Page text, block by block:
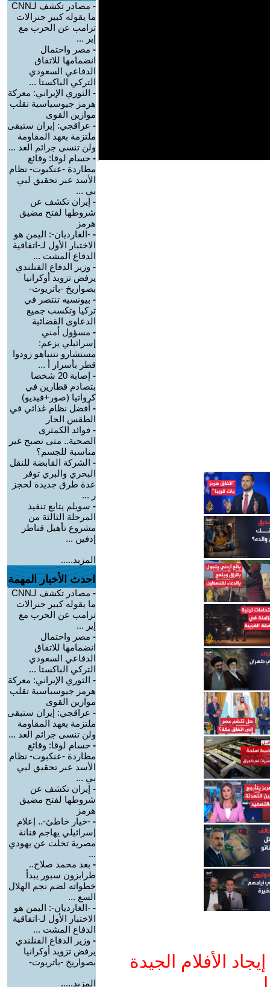
الأفلام الجيدة
-
مصادر تكشف لـCNN
ما يقوله كبير جنرالات
ترامب عن الحرب مع
إير ...
- مصر واحتمال
انضمامها للاتفاق
الدفاعي السعودي
التركي الباكستا ...
- الثوري الإيراني: معركة
هرمز جيوسياسية تقلب
موازين القوى
- عراقجي: إيران ستبقى
ملتزمة بعهد المقاومة
ولن تنسى جرائم العد ...
- حسام لوقا: وقائع
مطاردة -عنكبوت- نظام
الأسد عبر تحقيق لبي
بي ...
- إيران تكشف عن
شروطها لفتح مضيق
هرمز
- -الغارديان-: اليمن هو
الاختبار الأول لـ-اتفاقية
الدفاع المشت ...
- وزير الدفاع الفنلندي
يرفض تزويد أوكرانيا
بصواريخ -باتريوت-
- بيونسيه تنتصر في
تركيا وتكسب جميع
الدعاوى القضائية
- مسؤول أمني
إسرائيلي يزعم:
مستشارو نتنياهو زودوا
قطر بأسرار أ ...
-
إصابة 20 شخصا
بتصادم قطارين في
كرواتيا (صور+فيديو)
- أفضل نظام غذائي في
الطقس الحار
- فوائد الكمثرى
الصحية.. متى تصبح غير
مناسبة للجسم؟
- الشركة القابضة للنقل
البحري والبري توفر
عدة طرق جديدة لحجز
ر ...
- سويلم يتابع تنفيذ
المرحلة الثالثة من
مشروع تأهيل قناطر
إدفين ...
المزيد.....
احدث الأخبار المهمة
-
مصادر تكشف لـCNN
ما يقوله كبير جنرالات
ترامب عن الحرب مع
إير ...
- مصر واحتمال
انضمامها للاتفاق
الدفاعي السعودي
التركي الباكستا ...
- الثوري الإيراني: معركة
هرمز جيوسياسية تقلب
موازين القوى
- عراقجي: إيران ستبقى
ملتزمة بعهد المقاومة
ولن تنسى جرائم العد ...
- حسام لوقا: وقائع
مطاردة -عنكبوت- نظام
الأسد عبر تحقيق لبي
بي ...
- إيران تكشف عن
شروطها لفتح مضيق
هرمز
- -خيار خاطئ-.. إعلام
إسرائيلي يهاجم فنانة
مصرية تخلت عن يهودي
...
- بعد محمد صلاح..
طرابزون سبور يبدأ
خطواته لضم نجم الهلال
السع ...
- -الغارديان-: اليمن هو
الاختبار الأول لـ-اتفاقية
الدفاع المشت ...
- وزير الدفاع الفنلندي
يرفض تزويد أوكرانيا
بصواريخ -باتريوت-
المزيد.....